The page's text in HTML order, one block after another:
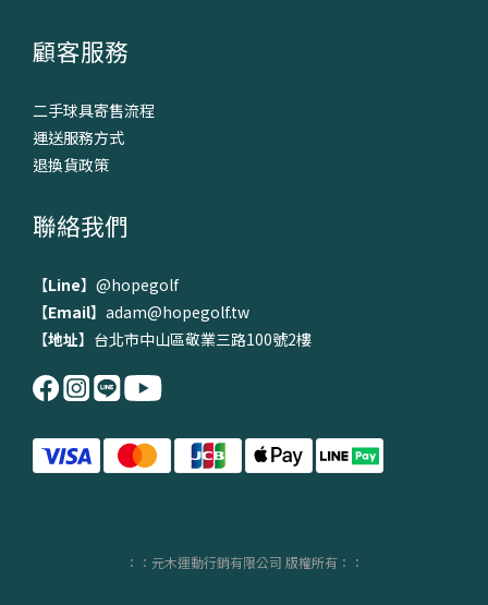
顧客服務
二手球具寄售流程
運送服務方式
退換貨政策
聯絡我們
【Line】 @hopegolf
【Email】adam@hopegolf.tw
【地址】台北市中山區敬業三路100號2樓
：：元木運動行銷有限公司 版權所有：：